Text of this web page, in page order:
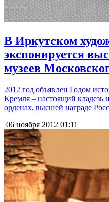
В Иркутском
экспонируется
музеев
2012 год объявлен Годом
Кремля – настоящий кладезь
орденах, высшей награде
06 ноября 2012 01:11